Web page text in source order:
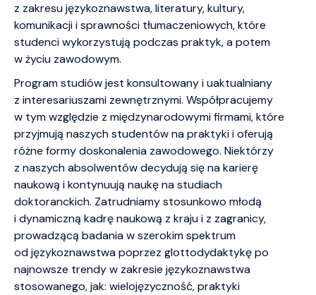
z zakresu językoznawstwa, literatury, kultury,
komunikacji i sprawności tłumaczeniowych, które
studenci wykorzystują podczas praktyk, a potem
w życiu zawodowym.
Program studiów jest konsultowany i uaktualniany
z interesariuszami zewnętrznymi. Współpracujemy
w tym względzie z międzynarodowymi firmami, które
przyjmują naszych studentów na praktyki i oferują
różne formy doskonalenia zawodowego. Niektórzy
z naszych absolwentów decydują się na karierę
naukową i kontynuują naukę na studiach
doktoranckich. Zatrudniamy stosunkowo młodą
i dynamiczną kadrę naukową z kraju i z zagranicy,
prowadzącą badania w szerokim spektrum
od językoznawstwa poprzez glottodydaktykę po
najnowsze trendy w zakresie językoznawstwa
stosowanego, jak: wielojęzyczność, praktyki